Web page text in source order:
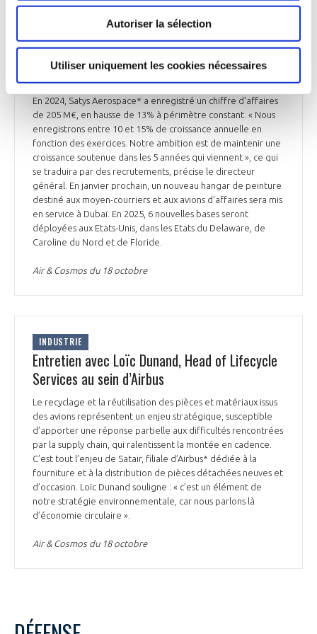
Autoriser la sélection
Utiliser uniquement les cookies nécessaires
INDUSTRIE
Entretien avec Gregory Mayeur, directeur
général de Satys Aerospace
En 2024, Satys Aerospace* a enregistré un chiffre d’affaires
de 205 M€, en hausse de 13% à périmètre constant. « Nous
enregistrons entre 10 et 15% de croissance annuelle en
fonction des exercices. Notre ambition est de maintenir une
croissance soutenue dans les 5 années qui viennent », ce qui
se traduira par des recrutements, précise le directeur
général. En janvier prochain, un nouveau hangar de peinture
destiné aux moyen-courriers et aux avions d’affaires sera mis
en service à Dubaï. En 2025, 6 nouvelles bases seront
déployées aux Etats-Unis, dans les Etats du Delaware, de
Caroline du Nord et de Floride.
Air & Cosmos du 18 octobre
INDUSTRIE
Entretien avec Loïc Dunand, Head of Lifecycle
Services au sein d’Airbus
Le recyclage et la réutilisation des pièces et matériaux issus
des avions représentent un enjeu stratégique, susceptible
d’apporter une réponse partielle aux difficultés rencontrées
par la supply chain, qui ralentissent la montée en cadence.
C’est tout l’enjeu de Satair, filiale d’Airbus* dédiée à la
fourniture et à la distribution de pièces détachées neuves et
d’occasion. Loïc Dunand souligne : « c’est un élément de
notre stratégie environnementale, car nous parlons là
d’économie circulaire ».
Air & Cosmos du 18 octobre